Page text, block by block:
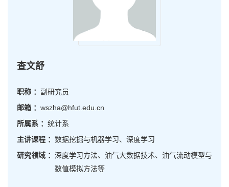
查文舒
职称 ： 副研究员
邮箱 ： wszha@hfut.edu.cn
所属系 ： 统计系
主讲课程 ： 数据挖掘与机器学习、深度学习
研究领域 ： 深度学习方法、油气大数据技术、油气流动模型与
数值模拟方法等